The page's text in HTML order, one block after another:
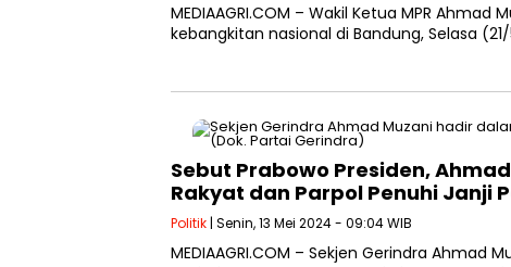
MEDIAAGRI.COM – Wakil Ketua MPR
kebangkitan nasional di Bandung, Selasa
Sebut Prabowo Presiden,
Rakyat dan Parpol Penuhi Janji
Politik | Senin, 13 Mei 2024 - 09:04 WIB
MEDIAAGRI.COM – Sekjen Gerindra Ahmad